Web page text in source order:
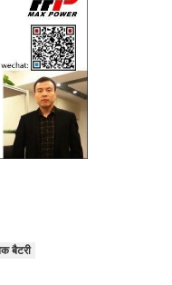
बैटरी